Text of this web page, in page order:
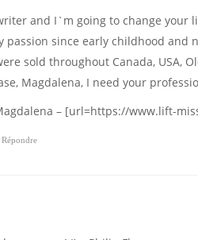
and I`m going to change your
passion since early childhood
sold throughout Canada, USA,
Magdalena, I need your
– [url=https://www.lift-
Répondre